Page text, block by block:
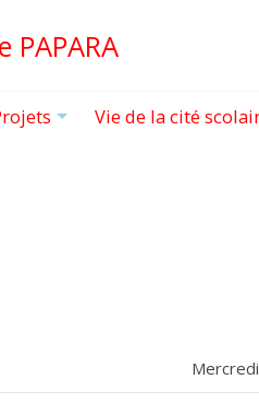
PAPARA
Vie de la cité